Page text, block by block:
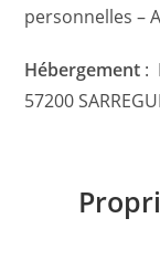
personnelles –
Hébergement :
57200